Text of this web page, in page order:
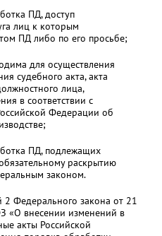
ПД, доступ
лиц к которым
ПД либо по его просьбе;
для осуществления
судебного акта, акта
лица,
в соответствии с
Федерации об
ПД, подлежащих
раскрытию
законом.
2 Федерального закона от 21
«О внесении изменений в
акты Российской